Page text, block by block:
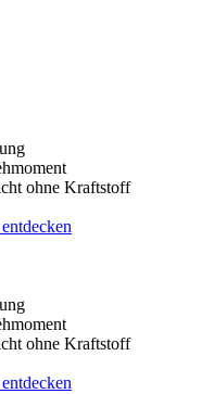
ohne Kraftstoff
ohne Kraftstoff